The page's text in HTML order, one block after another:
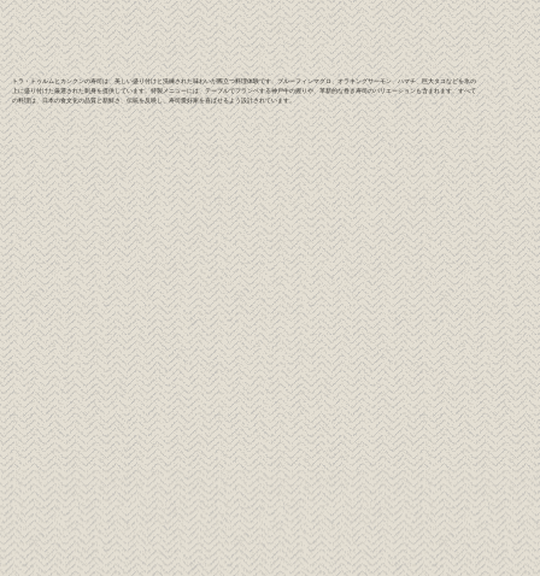
トラ・トゥルムとカンクンの寿司は、美しい盛り付けと洗練された味わいが際立つ料理体験です。ブルーフィンマグロ、オラキングサーモン、ハマチ、巨大タコなどを氷の
上に盛り付けた厳選された刺身を提供しています。特製メニューには、テーブルでフランベする神戸牛の握りや、革新的な巻き寿司のバリエーションも含まれます。すべて
の料理は、日本の食文化の品質と新鮮さ、伝統を反映し、寿司愛好家を喜ばせるよう設計されています。